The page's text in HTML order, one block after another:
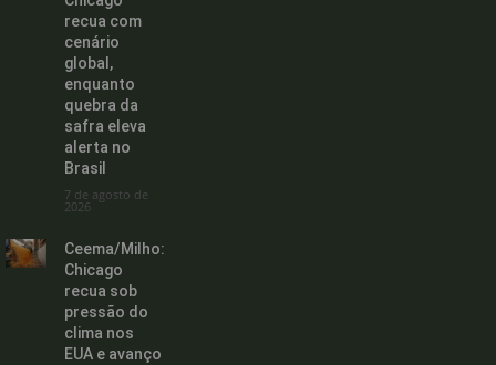
recua com
cenário
global,
enquanto
quebra da
safra eleva
alerta no
Brasil
7 de agosto de
2026
Ceema/Milho:
Chicago
recua sob
pressão do
clima nos
EUA e avanço